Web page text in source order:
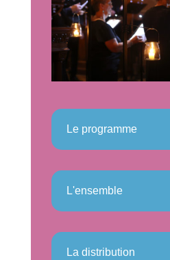
Le programme
L'ensemble
La distribution